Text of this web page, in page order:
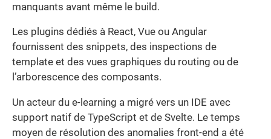
manquants avant même le build.
Les plugins dédiés à React, Vue ou Angular
fournissent des snippets, des inspections de
template et des vues graphiques du routing ou de
l’arborescence des composants.
Un acteur du e-learning a migré vers un IDE avec
support natif de TypeScript et de Svelte. Le temps
moyen de résolution des anomalies front-end a été